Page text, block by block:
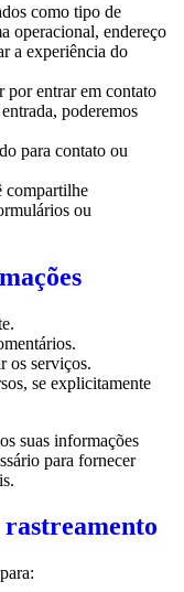
como tipo de
operacional, endereço
a experiência do
por entrar em contato
poderemos
para contato ou
compartilhe
ou
os serviços.
se explicitamente
suas informações
para fornecer
rastreamento